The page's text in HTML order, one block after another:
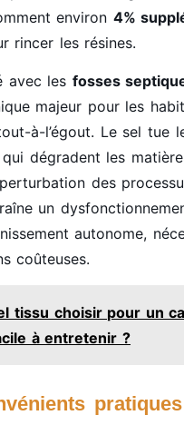
environ 4%
rincer les résines.
avec les fosses
majeur pour les
à-l’égout. Le sel tue
dégradent les
des
un
autonome,
coûteuses.
tissu choisir pour un
à entretenir ?